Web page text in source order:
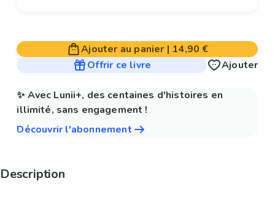
Ajouter au panier | 14,90 €
Offrir ce livre
Ajouter
✨ Avec Lunii+, des centaines d'histoires en
illimité, sans engagement !
Découvrir l'abonnement
Description